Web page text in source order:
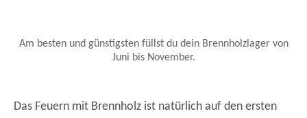
Am besten und günstigsten füllst du dein Brennholzlager von
Juni bis November.
Das Feuern mit Brennholz ist natürlich auf den ersten